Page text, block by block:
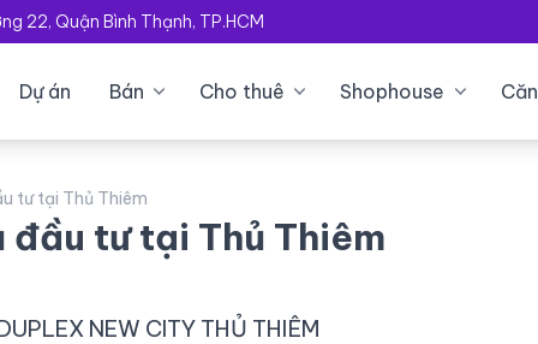
22, Quận Bình Thạnh, TP.HCM
Dự án Bán Cho thuê Shophouse
tư tại Thủ Thiêm
tư tại Thủ Thiêm
NEW CITY THỦ THIÊM